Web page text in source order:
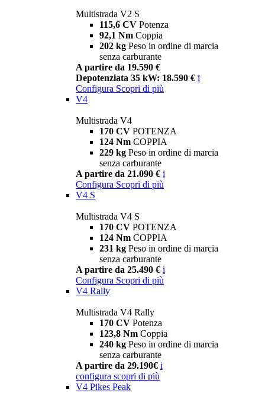
Multistrada V2 S
115,6 CV Potenza
92,1 Nm Coppia
202 kg Peso in ordine di marcia
senza carburante
A partire da 19.590 €
Depotenziata 35 kW: 18.590 € i
Configura Scopri di più
V4
Multistrada V4
170 CV POTENZA
124 Nm COPPIA
229 kg Peso in ordine di marcia
senza carburante
A partire da 21.090 € i
Configura Scopri di più
V4 S
Multistrada V4 S
170 CV POTENZA
124 Nm COPPIA
231 kg Peso in ordine di marcia
senza carburante
A partire da 25.490 € i
Configura Scopri di più
V4 Rally
Multistrada V4 Rally
170 CV Potenza
123,8 Nm Coppia
240 kg Peso in ordine di marcia
senza carburante
A partire da 29.190€ i
configura scopri di più
V4 Pikes Peak